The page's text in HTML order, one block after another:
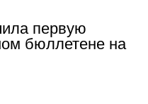
первую
бюллетене на